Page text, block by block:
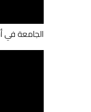
الجامعة في